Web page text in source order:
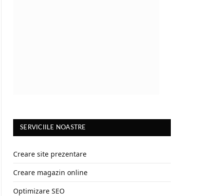
SERVICIILE NOASTRE
Creare site prezentare
Creare magazin online
Optimizare SEO